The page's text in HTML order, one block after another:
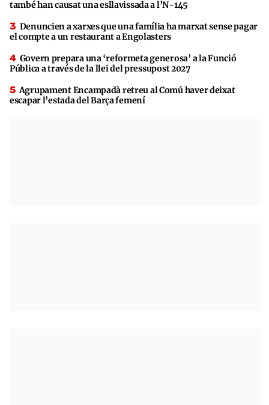
també han causat una esllavissada a l’N-145
Denuncien a xarxes que una família ha marxat sense pagar
el compte a un restaurant a Engolasters
Govern prepara una ‘reformeta generosa’ a la Funció
Pública a través de la llei del pressupost 2027
Agrupament Encampadà retreu al Comú haver deixat
escapar l’estada del Barça femení